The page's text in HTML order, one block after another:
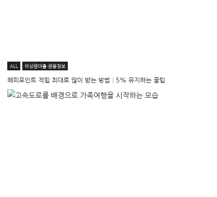
ALL 비상금대출·금융정보
해피포인트 적립 최대로 많이 받는 방법│5% 유지하는 꿀팁